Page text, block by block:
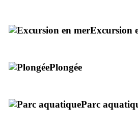
Excursion
Plongée
Parc